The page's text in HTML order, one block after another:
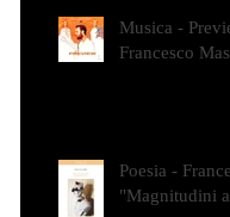
Musica -
Francesco
Poesia -
"Magnitudini